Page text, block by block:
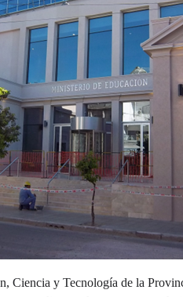
Ciencia y Tecnología de la